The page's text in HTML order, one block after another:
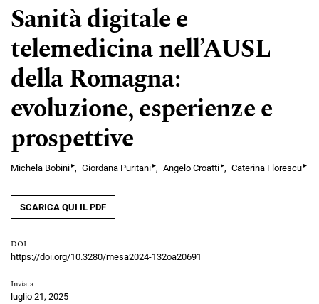
Sanità digitale e
telemedicina nell’AUSL
della Romagna:
evoluzione, esperienze e
prospettive
Michela Bobini▸ Giordana Puritani▸ Angelo Croatti▸ Caterina Florescu▸
SCARICA QUI IL PDF
DOI
https://doi.org/10.3280/mesa2024-132oa20691
Inviata
luglio 21, 2025